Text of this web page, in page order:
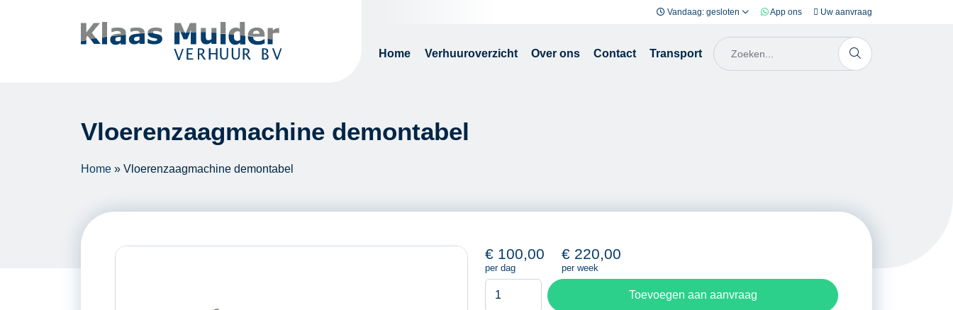
Vandaag: gesloten App ons Uw aanvraag
Home Verhuuroverzicht Over ons Contact Transport
Vloerenzaagmachine demontabel
Home » Vloerenzaagmachine demontabel
€ 100,00
per dag
€ 220,00
per week
Vloerenzaagmachine
Toevoegen aan aanvraag